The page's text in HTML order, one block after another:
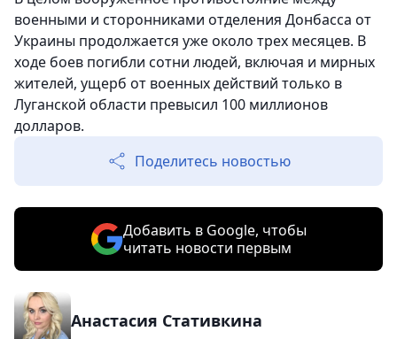
военными и сторонниками отделения Донбасса от
Украины продолжается уже около трех месяцев. В
ходе боев погибли сотни людей, включая и мирных
жителей, ущерб от военных действий только в
Луганской области превысил 100 миллионов
долларов.
Поделитесь новостью
Добавить в Google, чтобы
читать новости первым
Анастасия Стативкина